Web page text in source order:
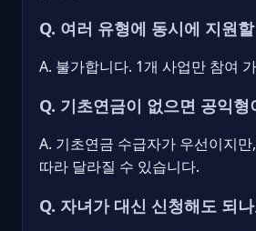
Q. 여러 유형에 동시에 지원
A. 불가합니다. 1개 사업만 참여
Q. 기초연금이 없으면 공익형
A. 기초연금 수급자가 우선이지만
따라 달라질 수 있습니다.
Q. 자녀가 대신 신청해도 되